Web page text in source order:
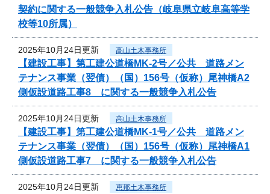
契約に関する一般競争入札公告（岐阜県立岐阜高等学
校等10所属）
2025年10月24日更新 高山土木事務所
【建設工事】第工建公道橋MK-2号／公共 道路メン
テナンス事業（翌債）（国）156号（仮称）尾神橋A2
側仮設道路工事8 に関する一般競争入札公告
2025年10月24日更新 高山土木事務所
【建設工事】第工建公道橋MK-1号／公共 道路メン
テナンス事業（翌債）（国）156号（仮称）尾神橋A1
側仮設道路工事7 に関する一般競争入札公告
2025年10月24日更新 恵那土木事務所